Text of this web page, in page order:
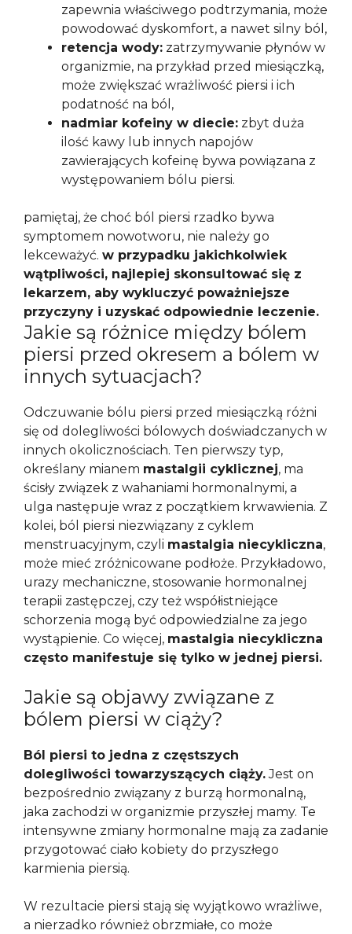
zapewnia właściwego podtrzymania, może
powodować dyskomfort, a nawet silny ból,
retencja wody: zatrzymywanie płynów w
organizmie, na przykład przed miesiączką,
może zwiększać wrażliwość piersi i ich
podatność na ból,
nadmiar kofeiny w diecie: zbyt duża
ilość kawy lub innych napojów
zawierających kofeinę bywa powiązana z
występowaniem bólu piersi.
pamiętaj, że choć ból piersi rzadko bywa
symptomem nowotworu, nie należy go
lekceważyć. w przypadku jakichkolwiek
wątpliwości, najlepiej skonsultować się z
lekarzem, aby wykluczyć poważniejsze
przyczyny i uzyskać odpowiednie leczenie.
Jakie są różnice między bólem
piersi przed okresem a bólem w
innych sytuacjach?
Odczuwanie bólu piersi przed miesiączką różni
się od dolegliwości bólowych doświadczanych w
innych okolicznościach. Ten pierwszy typ,
określany mianem mastalgii cyklicznej, ma
ścisły związek z wahaniami hormonalnymi, a
ulga następuje wraz z początkiem krwawienia. Z
kolei, ból piersi niezwiązany z cyklem
menstruacyjnym, czyli mastalgia niecykliczna,
może mieć zróżnicowane podłoże. Przykładowo,
urazy mechaniczne, stosowanie hormonalnej
terapii zastępczej, czy też współistniejące
schorzenia mogą być odpowiedzialne za jego
wystąpienie. Co więcej, mastalgia niecykliczna
często manifestuje się tylko w jednej piersi.
Jakie są objawy związane z
bólem piersi w ciąży?
Ból piersi to jedna z częstszych
dolegliwości towarzyszących ciąży.Jest on
bezpośrednio związany z burzą hormonalną,
jaka zachodzi w organizmie przyszłej mamy. Te
intensywne zmiany hormonalne mają za zadanie
przygotować ciało kobiety do przyszłego
karmienia piersią.
W rezultacie piersi stają się wyjątkowo wrażliwe,
a nierzadko również obrzmiałe, co może